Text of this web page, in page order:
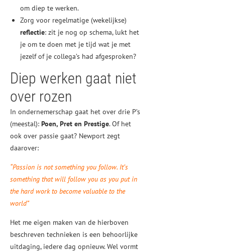
om diep te werken.
Zorg voor regelmatige (wekelijkse)
reflectie: zit je nog op schema, lukt het
je om te doen met je tijd wat je met
jezelf of je collega’s had afgesproken?
Diep werken gaat niet
over rozen
In ondernemerschap gaat het over drie P’s
(meestal): Poen, Pret en Prestige. Of het
ook over passie gaat? Newport zegt
daarover:
“Passion is not something you follow. It’s
something that will follow you as you put in
the hard work to become valuable to the
world”
Het me eigen maken van de hierboven
beschreven technieken is een behoorlijke
uitdaging, iedere dag opnieuw. Wel vormt